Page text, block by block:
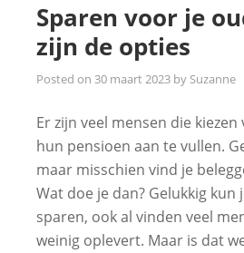
Sparen voor je
zijn de opties
Posted on 30 maart 2023 by Suzanne
Er zijn veel mensen die
hun pensioen aan te vullen.
maar misschien vind je
Wat doe je dan? Gelukkig kun
sparen, ook al vinden veel
weinig oplevert. Maar is dat